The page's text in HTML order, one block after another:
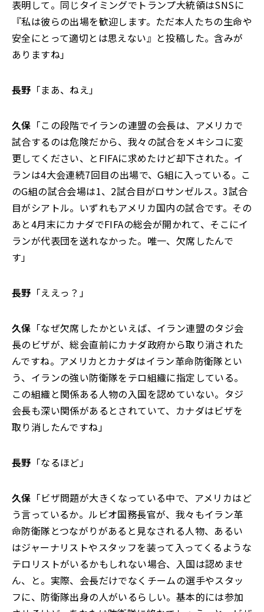
表明して。同じタイミングでトランプ大統領はSNSに
『私は彼らの出場を歓迎します。ただ本人たちの生命や
安全にとって適切とは思えない』と投稿した。含みが
ありますね」
長野 「まあ、ねえ」
久保 「この段階でイランの連盟の会長は、アメリカで
試合するのは危険だから、我々の試合をメキシコに変
更してください、とFIFAに求めたけど却下された。イ
ランは4大会連続7回目の出場で、G組に入っている。こ
のG組の試合会場は1、2試合目がロサンゼルス。3試合
目がシアトル。いずれもアメリカ国内の試合です。その
あと4月末にカナダでFIFAの総会が開かれて、そこにイ
ランが代表団を送れなかった。唯一、欠席したんで
す」
長野 「ええっ？」
久保 「なぜ欠席したかといえば、イラン連盟のタジ会
長のビザが、総会直前にカナダ政府から取り消された
んですね。アメリカとカナダはイラン革命防衛隊とい
う、イランの強い防衛隊をテロ組織に指定している。
この組織と関係ある人物の入国を認めていない。タジ
会長も深い関係があるとされていて、カナダはビザを
取り消したんですね」
長野 「なるほど」
久保 「ビザ問題が大きくなっている中で、アメリカはど
う言っているか。ルビオ国務長官が、我々もイラン革
命防衛隊とつながりがあると見なされる人物、あるい
はジャーナリストやスタッフを装って入ってくるような
テロリストがいるかもしれない場合、入国は認めませ
ん、と。実際、会長だけでなくチームの選手やスタッ
フに、防衛隊出身の人がいるらしい。基本的には参加